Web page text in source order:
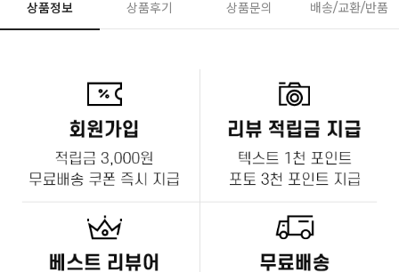
상품정보 상품후기 상품문의 배송/교환/반품